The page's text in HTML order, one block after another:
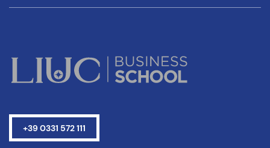
+39 0331 572 111